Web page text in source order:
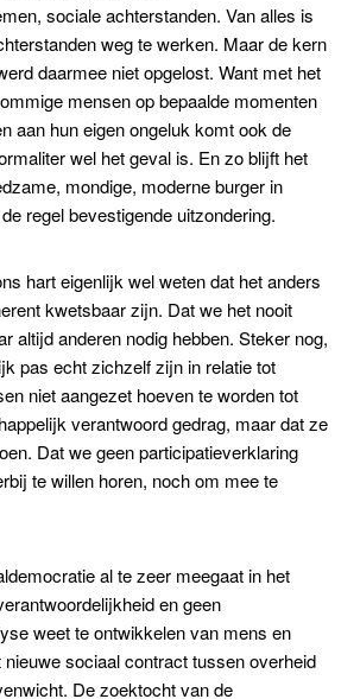
sociale achterstanden. Van alles is
weg te werken. Maar de kern
daarmee niet opgelost. Want met het
mensen op bepaalde momenten
aan hun eigen ongeluk komt ook de
wel het geval is. En zo blijft het
mondige, moderne burger in
regel bevestigende uitzondering.
hart eigenlijk wel weten dat het anders
kwetsbaar zijn. Dat we het nooit
altijd anderen nodig hebben. Steker nog,
pas echt zichzelf zijn in relatie tot
niet aangezet hoeven te worden tot
verantwoord gedrag, maar dat ze
Dat we geen participatieverklaring
te willen horen, noch om mee te
al te zeer meegaat in het
en geen
weet te ontwikkelen van mens en
sociaal contract tussen overheid
De zoektocht van de